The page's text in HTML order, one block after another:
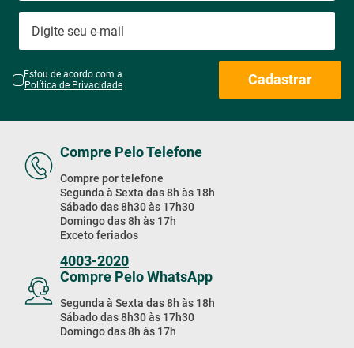
Estou de acordo com a
Política de Privacidade
Cadastrar
Compre Pelo Telefone
Compre por telefone
Segunda à Sexta das 8h às 18h
Sábado das 8h30 às 17h30
Domingo das 8h às 17h
Exceto feriados
4003-2020
Compre Pelo WhatsApp
Segunda à Sexta das 8h às 18h
Sábado das 8h30 às 17h30
Domingo das 8h às 17h